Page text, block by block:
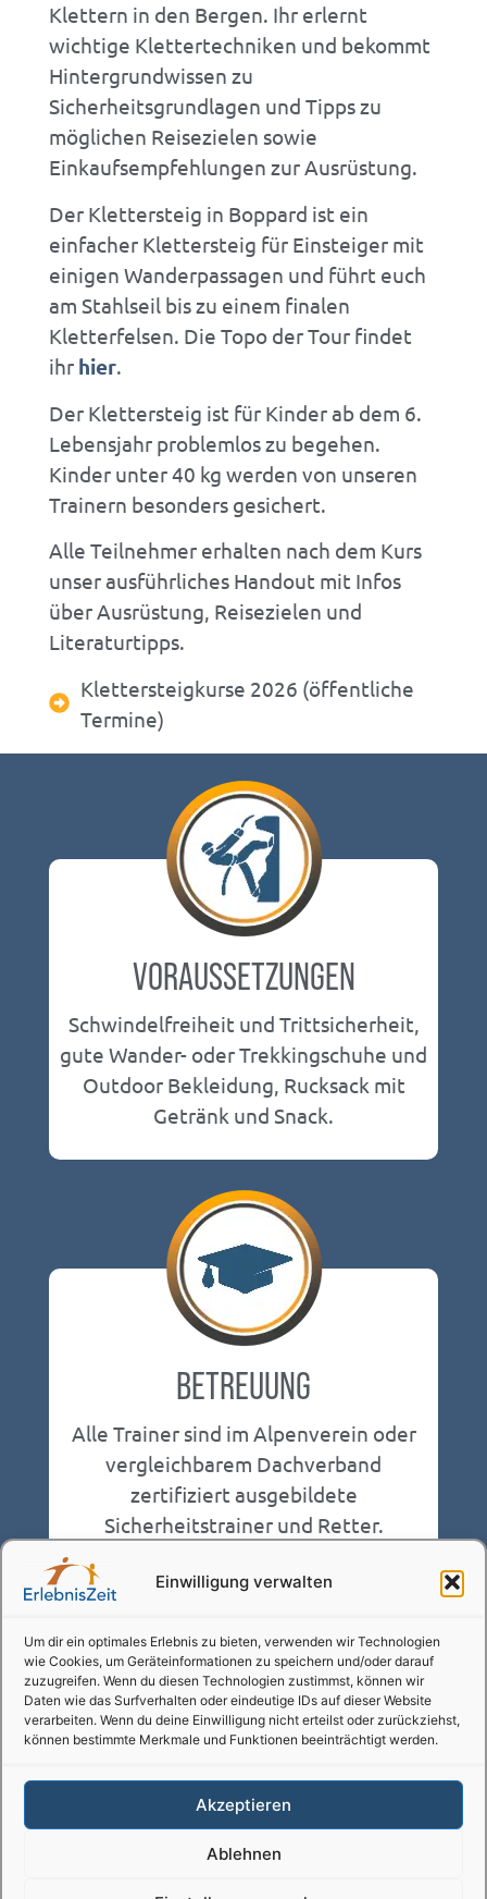
Einwilligung verwalten
Um dir ein optimales Erlebnis zu bieten, verwenden wir Technologien
wie Cookies, um Geräteinformationen zu speichern und/oder darauf
zuzugreifen. Wenn du diesen Technologien zustimmst, können wir
Daten wie das Surfverhalten oder eindeutige IDs auf dieser Website
verarbeiten. Wenn du deine Einwilligung nicht erteilst oder zurückziehst,
können bestimmte Merkmale und Funktionen beeinträchtigt werden.
Akzeptieren
Ablehnen
Klettern in den Bergen. Ihr erlernt
wichtige Klettertechniken und bekommt
Hintergrundwissen zu
Sicherheitsgrundlagen und Tipps zu
möglichen Reisezielen sowie
Einkaufsempfehlungen zur Ausrüstung.
Der Klettersteig in Boppard ist ein
einfacher Klettersteig für Einsteiger mit
einigen Wanderpassagen und führt euch
am Stahlseil bis zu einem finalen
Kletterfelsen. Die Topo der Tour findet
ihr hier.
Der Klettersteig ist für Kinder ab dem 6.
Lebensjahr problemlos zu begehen.
Kinder unter 40 kg werden von unseren
Trainern besonders gesichert.
Alle Teilnehmer erhalten nach dem Kurs
unser ausführliches Handout mit Infos
über Ausrüstung, Reisezielen und
Literaturtipps.
Klettersteigkurse 2026 (öffentliche
Termine)
VORAUSSETZUNGEN
Schwindelfreiheit und Trittsicherheit,
gute Wander- oder Trekkingschuhe und
Outdoor Bekleidung, Rucksack mit
Getränk und Snack.
BETREUUNG
Alle Trainer sind im Alpenverein oder
vergleichbarem Dachverband
zertifiziert ausgebildete
Sicherheitstrainer und Retter.
SICHERHEIT
Wir arbeiten nach den
Sicherheitsstandards des Alpenvereins.
Trainer maximal 8 Personen.